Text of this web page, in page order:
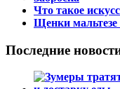
Что такое
Щенки
Последние